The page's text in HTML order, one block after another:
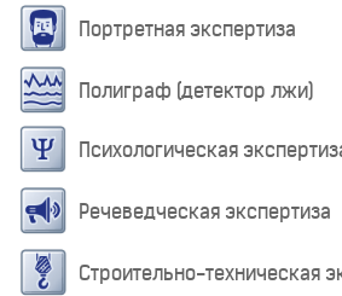
Портретная экспертиза
Полиграф (детектор лжи)
Психологическая
Речеведческая экспертиза
Строительно-техническая